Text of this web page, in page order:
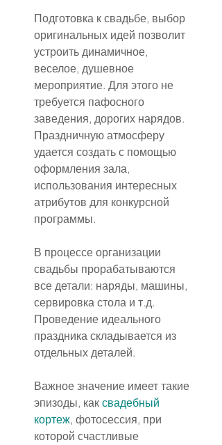
Подготовка к свадьбе, выбор
оригинальных идей позволит
устроить динамичное,
веселое, душевное
мероприятие. Для этого не
требуется пафосного
заведения, дорогих нарядов.
Праздничную атмосферу
удается создать с помощью
оформления зала,
использования интересных
атрибутов для конкурсной
программы.
В процессе организации
свадьбы прорабатываются
все детали: наряды, машины,
сервировка стола и т.д.
Проведение идеального
праздника складывается из
отдельных деталей.
Важное значение имеет такие
эпизоды, как свадебный
кортеж, фотосессия, при
которой счастливые